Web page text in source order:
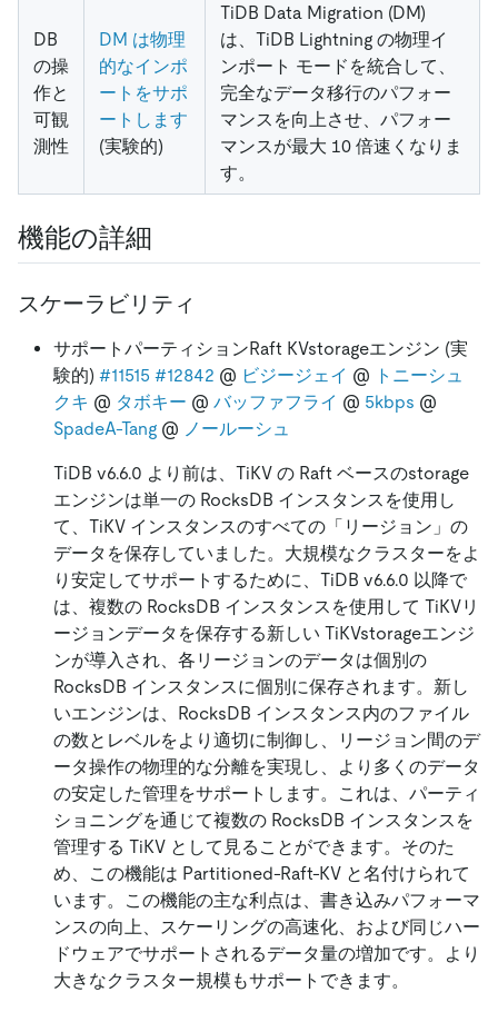
DB
の操
作と
可観
測性
DM は物理
的なインポ
ートをサポ
ートします
(実験的)
TiDB Data Migration (DM)
は、TiDB Lightning の物理イ
ンポート モードを統合して、
完全なデータ移行のパフォー
マンスを向上させ、パフォー
マンスが最大 10 倍速くなりま
す。
機能の詳細
スケーラビリティ
サポートパーティションRaft KVstorageエンジン (実
験的) #11515 #12842 @ ビジージェイ @ トニーシュ
クキ @ タボキー @ バッファフライ @ 5kbps @
SpadeA-Tang @ ノールーシュ
TiDB v6.6.0 より前は、TiKV の Raft ベースのstorage
エンジンは単一の RocksDB インスタンスを使用し
て、TiKV インスタンスのすべての「リージョン」の
データを保存していました。大規模なクラスターをよ
り安定してサポートするために、TiDB v6.6.0 以降で
は、複数の RocksDB インスタンスを使用して TiKVリ
ージョンデータを保存する新しい TiKVstorageエンジ
ンが導入され、各リージョンのデータは個別の
RocksDB インスタンスに個別に保存されます。新し
いエンジンは、RocksDB インスタンス内のファイル
の数とレベルをより適切に制御し、リージョン間のデ
ータ操作の物理的な分離を実現し、より多くのデータ
の安定した管理をサポートします。これは、パーティ
ショニングを通じて複数の RocksDB インスタンスを
管理する TiKV として見ることができます。そのた
め、この機能は Partitioned-Raft-KV と名付けられて
います。この機能の主な利点は、書き込みパフォーマ
ンスの向上、スケーリングの高速化、および同じハー
ドウェアでサポートされるデータ量の増加です。より
大きなクラスター規模もサポートできます。